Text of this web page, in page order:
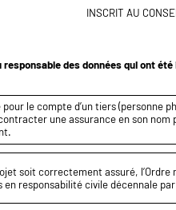
INSCRIT AU
des données qui ont
le compte d’un tiers (personne
une assurance en son nom
soit correctement assuré, l’Ordre
en responsabilité civile décennale